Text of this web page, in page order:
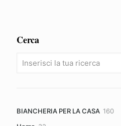
Cerca
BIANCHERIA PER LA CASA 160160